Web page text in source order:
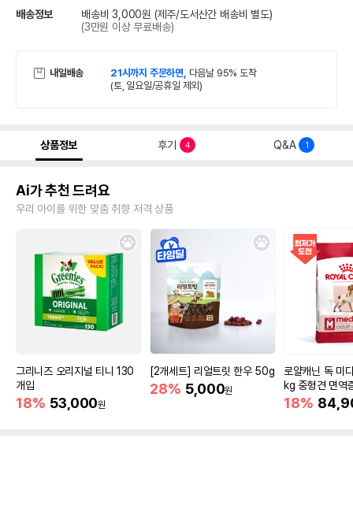
배송정보 배송비 3,000원 (제주/도서산간 배송비 별도)
(3만원 이상 무료배송)
내일배송 21시까지 주문하면, 다음날 95% 도착
(토, 일요일/공휴일 제외)
상품정보 후기 4 Q&A 1
Ai가 추천 드려요
우리 아이를 위한 맞춤 취향 저격 상품
그리니즈 오리지널 티니 130
개입
18% 53,000원
[2개세트] 리얼트릿 한우 50g
28% 5,000원
로얄캐닌 독 미
kg 중형견 면역
18%